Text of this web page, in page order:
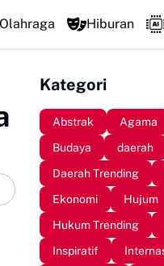
Perkuat Kolaborasi
Hiburan
Kategori
Abstrak Agama
Budaya
daerah
Daerah Trending
Ekonomi
Hujum
Hukum Trending
Inspiratif